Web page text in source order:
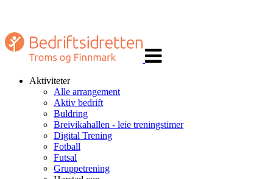
navigasjon
Aktiviteter
Alle arrangement
Aktiv bedrift
Buldring
Breivikahallen - leie treningstimer
Digital Trening
Fotball
Futsal
Gruppetrening